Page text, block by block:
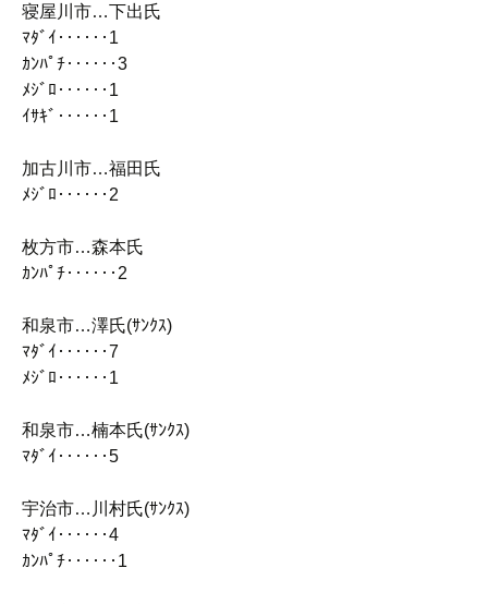
寝屋川市…下出氏
ﾏﾀﾞｲ‥‥‥1
ｶﾝﾊﾟﾁ‥‥‥3
ﾒｼﾞﾛ‥‥‥1
ｲｻｷﾞ‥‥‥1
加古川市…福田氏
ﾒｼﾞﾛ‥‥‥2
枚方市…森本氏
ｶﾝﾊﾟﾁ‥‥‥2
和泉市…澤氏(ｻﾝｸｽ)
ﾏﾀﾞｲ‥‥‥7
ﾒｼﾞﾛ‥‥‥1
和泉市…楠本氏(ｻﾝｸｽ)
ﾏﾀﾞｲ‥‥‥5
宇治市…川村氏(ｻﾝｸｽ)
ﾏﾀﾞｲ‥‥‥4
ｶﾝﾊﾟﾁ‥‥‥1